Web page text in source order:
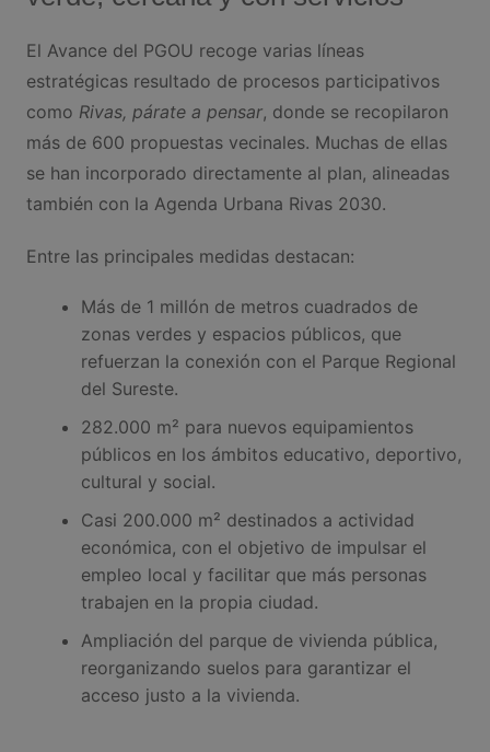
El Avance del PGOU recoge varias líneas
estratégicas resultado de procesos participativos
como Rivas, párate a pensar, donde se recopilaron
más de 600 propuestas vecinales. Muchas de ellas
se han incorporado directamente al plan, alineadas
también con la Agenda Urbana Rivas 2030.
Entre las principales medidas destacan:
Más de 1 millón de metros cuadrados de
zonas verdes y espacios públicos, que
refuerzan la conexión con el Parque Regional
del Sureste.
282.000 m² para nuevos equipamientos
públicos en los ámbitos educativo, deportivo,
cultural y social.
Casi 200.000 m² destinados a actividad
económica, con el objetivo de impulsar el
empleo local y facilitar que más personas
trabajen en la propia ciudad.
Ampliación del parque de vivienda pública,
reorganizando suelos para garantizar el
acceso justo a la vivienda.